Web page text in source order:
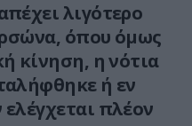
λιγότερο
όπου όμως
κίνηση, η νότια
ή εν
πλέον